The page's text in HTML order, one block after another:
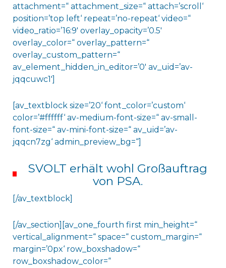
attachment=“ attachment_size=“ attach=’scroll‘
position=’top left‘ repeat=’no-repeat‘ video=“
video_ratio=’16:9′ overlay_opacity=’0.5′
overlay_color=“ overlay_pattern=“
overlay_custom_pattern=“
av_element_hidden_in_editor=’0′ av_uid=’av-
jqqcuwc1′]
[av_textblock size=’20‘ font_color=’custom‘
color=’#ffffff‘ av-medium-font-size=“ av-small-
font-size=“ av-mini-font-size=“ av_uid=’av-
jqqcn7zg‘ admin_preview_bg=“]
SVOLT erhält wohl Großauftrag
von PSA.
[/av_textblock]
[/av_section][av_one_fourth first min_height=“
vertical_alignment=“ space=“ custom_margin=“
margin=’0px‘ row_boxshadow=“
row_boxshadow_color=“